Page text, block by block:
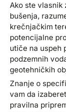
Ako ste vlasnik
bušenja,
krečnjačkim
potencijalne
utiče na uspeh
podzemnih
geotehničkih
Znanje o
vam da
pravilna